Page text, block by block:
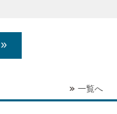
一覧へ